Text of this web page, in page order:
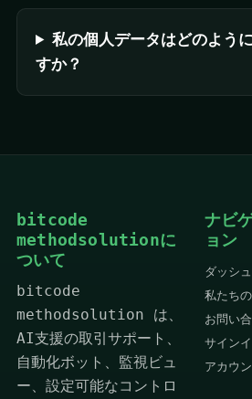
私の個人データはどのよう
すか？
bitcode
methodsolutionに
ついて
bitcode
methodsolution は、
AI支援の取引サポート、
自動化ボット、監視ビュ
ー、設定可能なコントロ
ナビ
ョン
ダッシ
私たち
お問い
サイン
アカウ